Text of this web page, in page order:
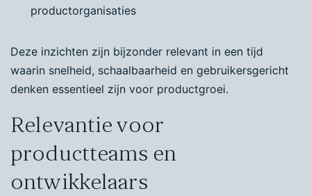
productorganisaties
Deze inzichten zijn bijzonder relevant in een tijd
waarin snelheid, schaalbaarheid en gebruikersgericht
denken essentieel zijn voor productgroei.
Relevantie voor
productteams en
ontwikkelaars